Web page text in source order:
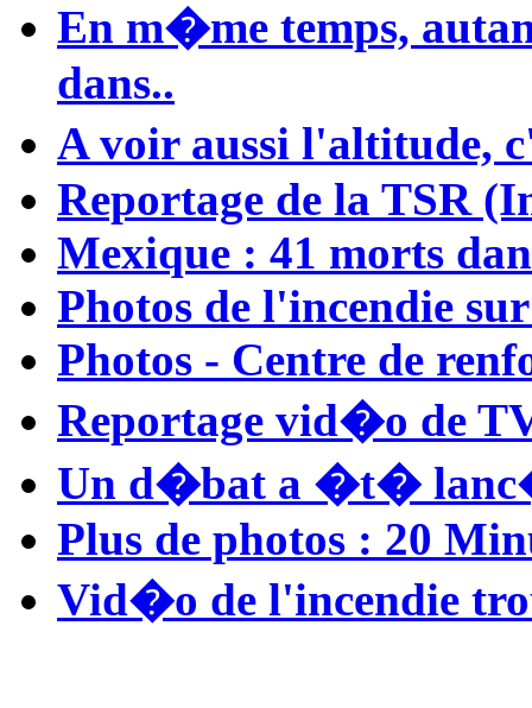
En m�me temps,
dans..
A voir aussi l'altitude,
Reportage de la TSR
Mexique : 41 morts
Photos de l'incendie
Photos - Centre de
Reportage vid�o de
Un d�bat a �t�
Plus de photos : 20
Vid�o de l'incendie